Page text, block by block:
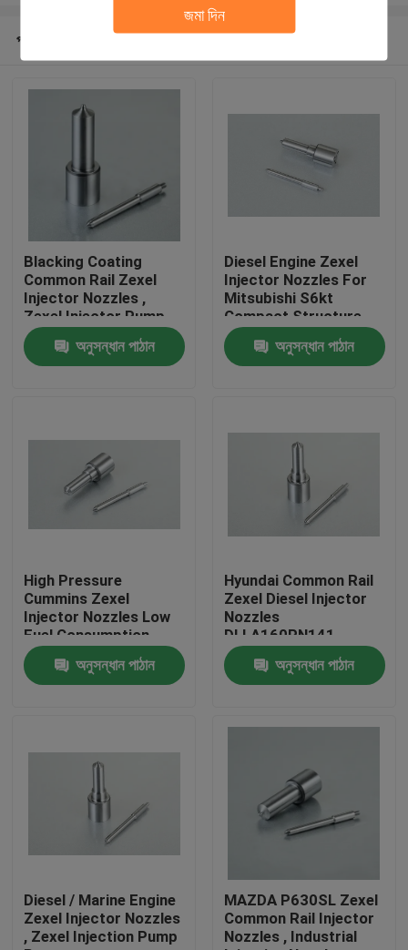
জমা দিন
কারখানা ভ্রমণ
মান নিয়ন্ত্রণ
উদ্ধৃতির জন্য আবেদন
প্রচলিত রেল ইনজেকচারার Nozzles
ডেনো ইনজেকশনের Nozzles
প্রস্তাবিত পণ্য
Blacking Coating
Common Rail Zexel
Injector Nozzles ,
Zexel Injector Pump
Parts
অনুসন্ধান পাঠান
Diesel Engine Zexel
Injector Nozzles For
Mitsubishi S6kt
Compact Structure
অনুসন্ধান পাঠান
High Pressure
Cummins Zexel
Injector Nozzles Low
Fuel Consumption
অনুসন্ধান পাঠান
Hyundai Common Rail
Zexel Diesel Injector
Nozzles
DLLA160PN141
1050171410
অনুসন্ধান পাঠান
Diesel / Marine Engine
Zexel Injector Nozzles
, Zexel Injection Pump
MAZDA P630SL Zexel
Common Rail Injector
Nozzles , Industrial